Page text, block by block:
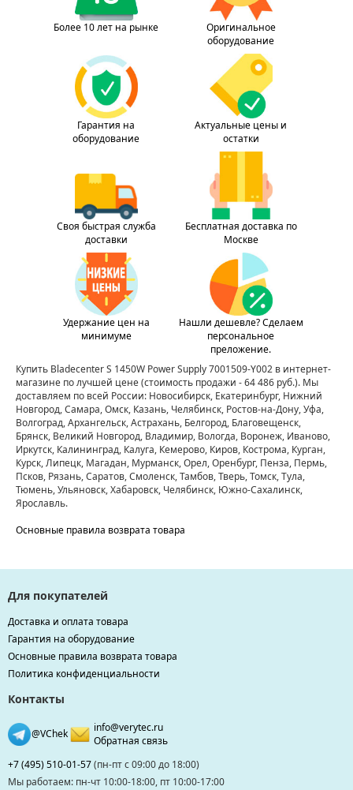
Более 10 лет на рынке
Оригинальное
оборудование
Гарантия на
оборудование
Актуальные цены и
остатки
Своя быстрая служба
доставки
Бесплатная доставка по
Москве
Удержание цен на
минимуме
Нашли дешевле? Сделаем
персональное
преложение.
Купить Bladecenter S 1450W Power Supply 7001509-Y002 в интернет-
магазине по лучшей цене(стоимость продажи - 64 486 руб.). Мы
доставляем по всей России: Новосибирск, Екатеринбург, Нижний
Новгород, Самара, Омск, Казань, Челябинск, Ростов-на-Дону, Уфа,
Волгоград, Архангельск, Астрахань, Белгород, Благовещенск,
Брянск, Великий Новгород, Владимир, Вологда, Воронеж, Иваново,
Иркутск, Калининград, Калуга, Кемерово, Киров, Кострома, Курган,
Курск, Липецк, Магадан, Мурманск, Орел, Оренбург, Пенза, Пермь,
Псков, Рязань, Саратов, Смоленск, Тамбов, Тверь, Томск, Тула,
Тюмень, Ульяновск, Хабаровск, Челябинск, Южно-Сахалинск,
Ярославль.
Основные правила возврата товара
Для покупателей
Доставка и оплата товара
Гарантия на оборудование
Основные правила возврата товара
Политика конфиденциальности
Контакты
@VChek
info@verytec.ru
Обратная связь
+7 (495) 510-01-57(пн-пт с 09:00 до 18:00)
Мы работаем: пн-чт 10:00-18:00, пт 10:00-17:00